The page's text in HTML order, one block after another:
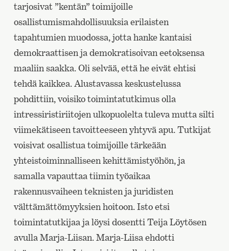
tarjosivat ”kentän” toimijoille
osallistumismahdollisuuksia erilaisten
tapahtumien muodossa, jotta hanke kantaisi
demokraattisen ja demokratisoivan eetoksensa
maaliin saakka. Oli selvää, että he eivät ehtisi
tehdä kaikkea. Alustavassa keskustelussa
pohdittiin, voisiko toimintatutkimus olla
intressiristiriitojen ulkopuolelta tuleva mutta silti
viimekätiseen tavoitteeseen yhtyvä apu. Tutkijat
voisivat osallistua toimijoille tärkeään
yhteistoiminnalliseen kehittämistyöhön, ja
samalla vapauttaa tiimin työaikaa
rakennusvaiheen teknisten ja juridisten
välttämättömyyksien hoitoon. Isto etsi
toimintatutkijaa ja löysi dosentti Teija Löytösen
avulla Marja-Liisan. Marja-Liisa ehdotti